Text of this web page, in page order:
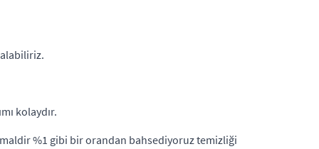
kolaydır.
%1 gibi bir orandan bahsediyoruz temizliği